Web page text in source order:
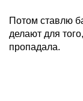
Потом ставлю
делают для
пропадала.